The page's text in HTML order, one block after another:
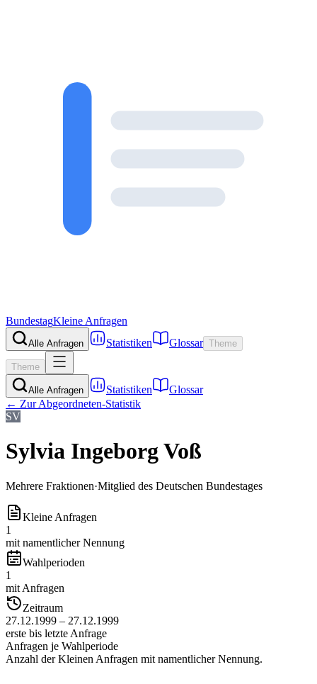
BundestagKleine Anfragen
Alle Anfragen Statistiken Glossar Theme
Theme
Alle Anfragen Statistiken
Glossar
← Zur Abgeordneten-Statistik
SV
Sylvia Ingeborg Voß
Mehrere Fraktionen·Mitglied des Deutschen Bundestages
Kleine Anfragen
1
mit namentlicher Nennung
Wahlperioden
1
mit Anfragen
Zeitraum
27.12.1999 – 27.12.1999
erste bis letzte Anfrage
Anfragen je Wahlperiode
Anzahl der Kleinen Anfragen mit namentlicher Nennung.